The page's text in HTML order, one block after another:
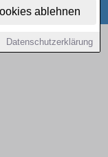
ablehnen
Datenschutzerklärung
by: 1a-sites-autos